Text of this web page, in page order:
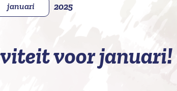
januari 2025
voor januari!